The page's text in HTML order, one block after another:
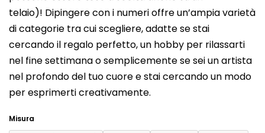
telaio)! Dipingere con i numeri offre un’ampia varietà
di categorie tra cui scegliere, adatte se stai
cercando il regalo perfetto, un hobby per rilassarti
nel fine settimana o semplicemente se sei un artista
nel profondo del tuo cuore e stai cercando un modo
per esprimerti creativamente.
Misura
5
stelle.